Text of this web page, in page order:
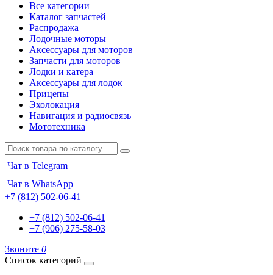
Все категории
Каталог запчастей
Распродажа
Лодочные моторы
Аксессуары для моторов
Запчасти для моторов
Лодки и катера
Аксессуары для лодок
Прицепы
Эхолокация
Навигация и радиосвязь
Мототехника
Чат в Telegram
Чат в WhatsApp
+7 (812) 502-06-41
+7 (812) 502-06-41
+7 (906) 275-58-03
Звоните 0
Список категорий